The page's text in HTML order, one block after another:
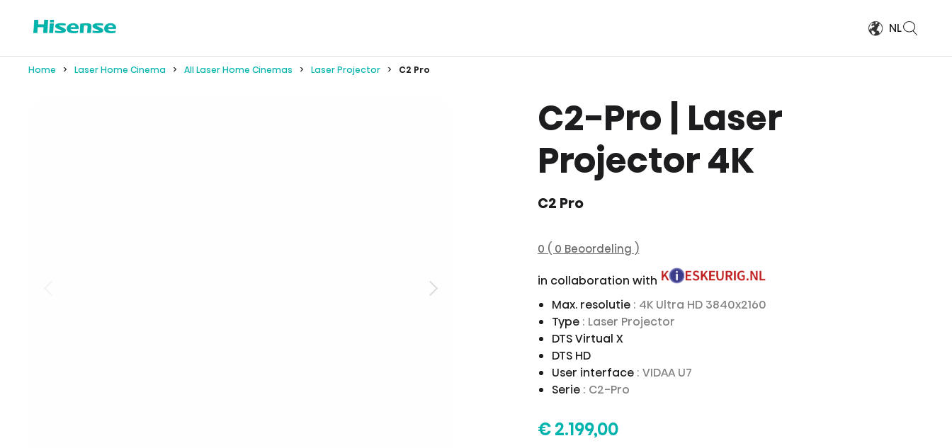
NL
Home Laser Home Cinema All Laser Home Cinemas Laser Projector C2 Pro
C2-Pro | Laser
Projector 4K
C2 Pro
0 ( 0 Beoordeling )
in collaboration with
Max. resolutie : 4K Ultra HD 3840x2160
Type : Laser Projector
DTS Virtual X
DTS HD
User interface : VIDAA U7
Serie : C2-Pro
€ 2.199,00